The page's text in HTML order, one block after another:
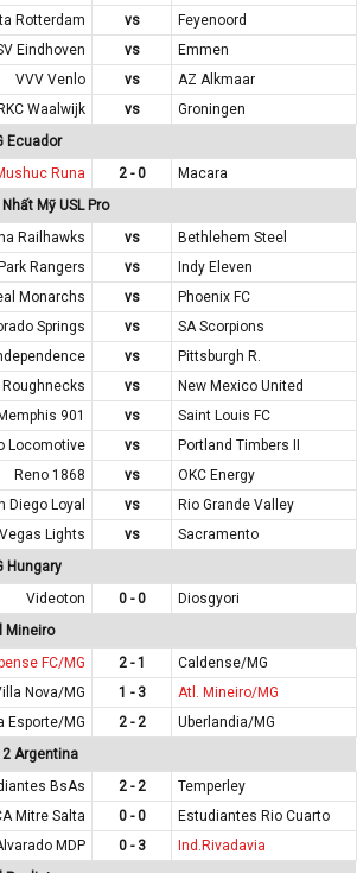
Rotterdam vs
Feyenoord
Eindhoven vs
Emmen
VVV Venlo vs
AZ Alkmaar
Waalwijk vs
Groningen
Ecuador
Runa 2 - 0
Macara
Mỹ USL Pro
Railhawks vs
Bethlehem Steel
Rangers vs
Indy Eleven
Monarchs vs
Phoenix FC
Springs vs
SA Scorpions
vs
Pittsburgh R.
vs
New Mexico United
901 vs
Saint Louis FC
Locomotive vs
Portland Timbers II
Reno 1868 vs
OKC Energy
Diego Loyal vs
Rio Grande Valley
Lights vs
Sacramento
Hungary
Videoton 0 - 0
Diosgyori
Mineiro
FC/MG 2 - 1
Caldense/MG
Nova/MG 1 - 3
Atl. Mineiro/MG
Esporte/MG 2 - 2
Uberlandia/MG
2 Argentina
BsAs 2 - 2
Temperley
Mitre Salta 0 - 0
Estudiantes Rio Cuarto
MDP 0 - 3
Ind.Rivadavia